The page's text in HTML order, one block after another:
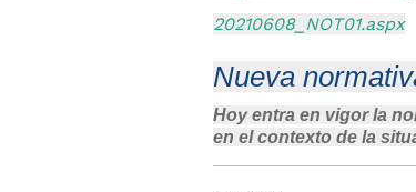
20210608_NOT01.aspx
Nueva
​Hoy entra en vigor la
en el contexto de la